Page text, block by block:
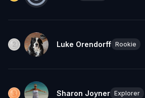
Luke Orendorff Rookie
Sharon Joyner Explorer